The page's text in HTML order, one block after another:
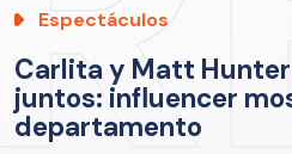
Espectáculos
Carlita y Matt
juntos: influencer
departamento